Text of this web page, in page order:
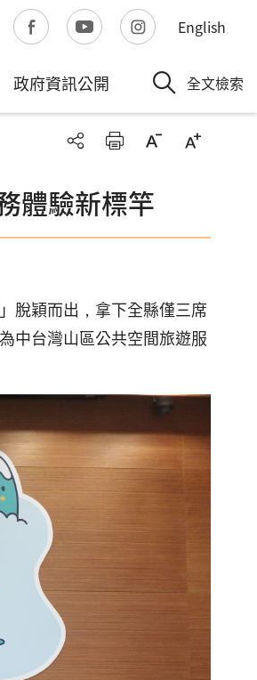
English
政府資訊公開 全文檢索
體驗新標竿
脫穎而出，拿下全縣僅三席
中台灣山區公共空間旅遊服